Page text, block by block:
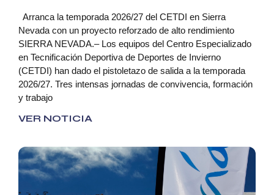
Arranca la temporada 2026/27 del CETDI en Sierra
Nevada con un proyecto reforzado de alto rendimiento
SIERRA NEVADA.– Los equipos del Centro Especializado
en Tecnificación Deportiva de Deportes de Invierno
(CETDI) han dado el pistoletazo de salida a la temporada
2026/27. Tres intensas jornadas de convivencia, formación
y trabajo
VER NOTICIA